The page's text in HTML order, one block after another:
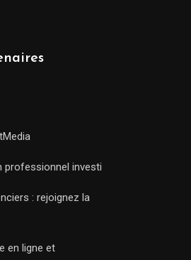
professionnel investi
: rejoignez la
en ligne et